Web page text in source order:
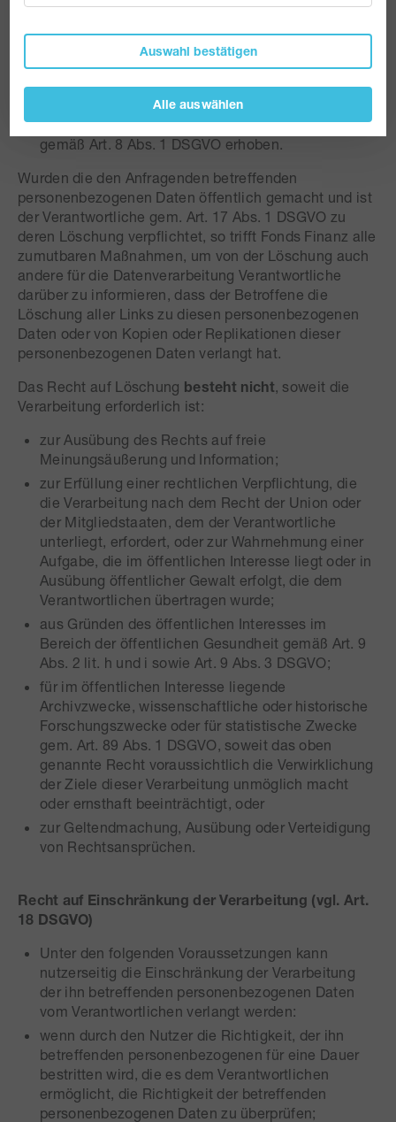
dem der Verantwortliche unterliegt.
Die den Anfragenden betreffenden
personenbezogenen Daten wurden in Bezug auf
angebotene Dienste der Informationsgesellschaft
gemäß Art. 8 Abs. 1 DSGVO erhoben.
Wurden die den Anfragenden betreffenden
personenbezogenen Daten öffentlich gemacht und ist
der Verantwortliche gem. Art. 17 Abs. 1 DSGVO zu
deren Löschung verpflichtet, so trifft Fonds Finanz alle
zumutbaren Maßnahmen, um von der Löschung auch
andere für die Datenverarbeitung Verantwortliche
darüber zu informieren, dass der Betroffene die
Löschung aller Links zu diesen personenbezogenen
Daten oder von Kopien oder Replikationen dieser
personenbezogenen Daten verlangt hat.
Das Recht auf Löschung besteht nicht , soweit die
Verarbeitung erforderlich ist:
zur Ausübung des Rechts auf freie
Meinungsäußerung und Information;
zur Erfüllung einer rechtlichen Verpflichtung, die
die Verarbeitung nach dem Recht der Union oder
der Mitgliedstaaten, dem der Verantwortliche
unterliegt, erfordert, oder zur Wahrnehmung einer
Aufgabe, die im öffentlichen Interesse liegt oder in
Ausübung öffentlicher Gewalt erfolgt, die dem
Verantwortlichen übertragen wurde;
aus Gründen des öffentlichen Interesses im
Bereich der öffentlichen Gesundheit gemäß Art. 9
Abs. 2 lit. h und i sowie Art. 9 Abs. 3 DSGVO;
für im öffentlichen Interesse liegende
Archivzwecke, wissenschaftliche oder historische
Forschungszwecke oder für statistische Zwecke
gem. Art. 89 Abs. 1 DSGVO, soweit das oben
genannte Recht voraussichtlich die Verwirklichung
der Ziele dieser Verarbeitung unmöglich macht
oder ernsthaft beeinträchtigt, oder
zur Geltendmachung, Ausübung oder Verteidigung
von Rechtsansprüchen.
Recht auf Einschränkung der Verarbeitung (vgl. Art.
18 DSGVO)
Unter den folgenden Voraussetzungen kann
nutzerseitig die Einschränkung der Verarbeitung
der ihn betreffenden personenbezogenen Daten
vom Verantwortlichen verlangt werden:
wenn durch den Nutzer die Richtigkeit, der ihn
betreffenden personenbezogenen für eine Dauer
bestritten wird, die es dem Verantwortlichen
ermöglicht, die Richtigkeit der betreffenden
personenbezogenen Daten zu überprüfen;
Auswahl bestätigen
Alle auswählen